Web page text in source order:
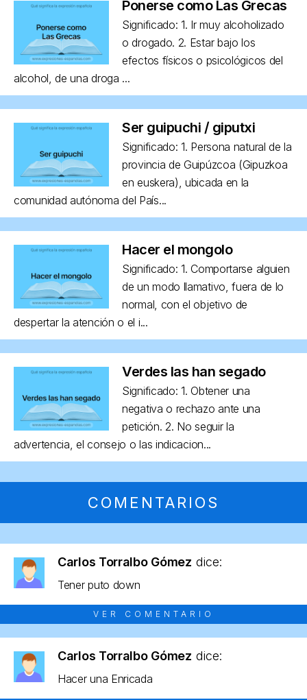
Ponerse como Las Grecas
Significado: 1. Ir muy alcoholizado
o drogado. 2. Estar bajo los
efectos físicos o psicológicos del
alcohol, de una droga ...
Ser guipuchi / giputxi
Significado: 1. Persona natural de la
provincia de Guipúzcoa (Gipuzkoa
en euskera), ubicada en la
comunidad autónoma del País...
Hacer el mongolo
Significado: 1. Comportarse alguien
de un modo llamativo, fuera de lo
normal, con el objetivo de
despertar la atención o el i...
Verdes las han segado
Significado: 1. Obtener una
negativa o rechazo ante una
petición. 2. No seguir la
advertencia, el consejo o las indicacion...
COMENTARIOS
Carlos Torralbo Gómez dice:
Tener puto down
VER COMENTARIO
Carlos Torralbo Gómez dice:
Hacer una Enricada